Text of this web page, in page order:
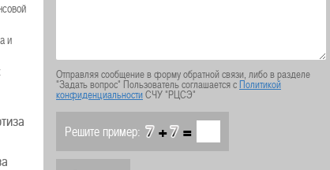
и
Отправляя сообщение в форму обратной связи, либо в разделе
"Задать вопрос" Пользователь соглашается сПолитикой
конфиденциальностиСЧУ "РЦСЭ"
Решите пример: + =